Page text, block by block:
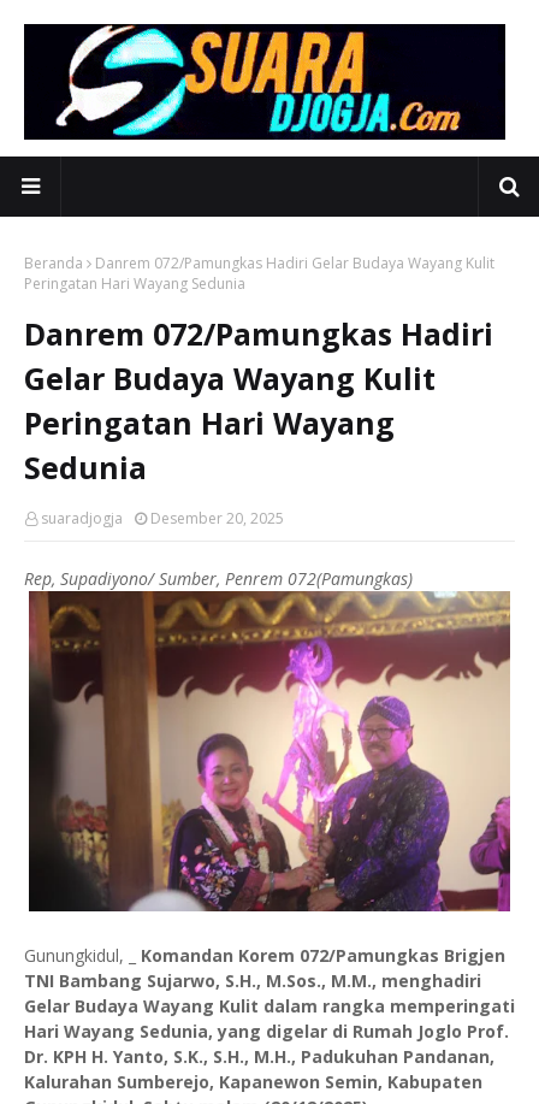
Beranda
Danrem 072/Pamungkas Hadiri Gelar Budaya Wayang Kulit
Peringatan Hari Wayang Sedunia
Danrem 072/Pamungkas Hadiri
Gelar Budaya Wayang Kulit
Peringatan Hari Wayang
Sedunia
suaradjogja Desember 20, 2025
Rep, Supadiyono/ Sumber, Penrem 072(Pamungkas)
Gunungkidul, _ Komandan Korem 072/Pamungkas Brigjen
TNI Bambang Sujarwo, S.H., M.Sos., M.M., menghadiri
Gelar Budaya Wayang Kulit dalam rangka memperingati
Hari Wayang Sedunia, yang digelar di Rumah Joglo Prof.
Dr. KPH H. Yanto, S.K., S.H., M.H., Padukuhan Pandanan,
Kalurahan Sumberejo, Kapanewon Semin, Kabupaten